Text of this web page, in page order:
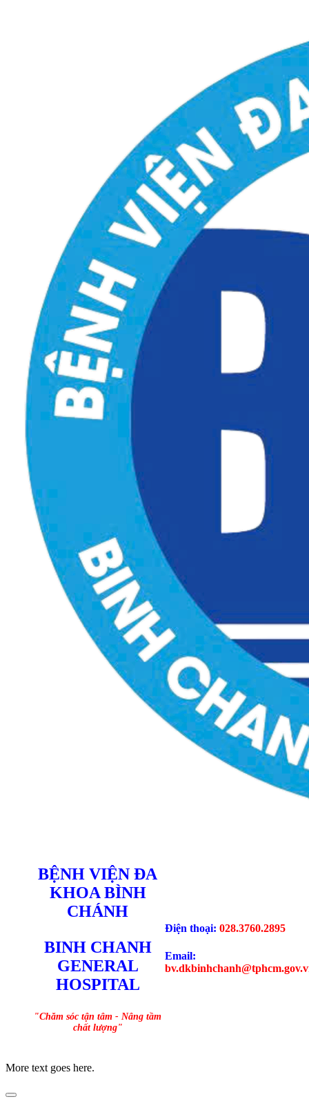
BỆNH VIỆN ĐA
KHOA BÌNH
CHÁNH
BINH CHANH
GENERAL
HOSPITAL
"Chăm sóc tận tâm - Nâng tầm
chất lượng"
Điện thoại: 028.3760.2895
Email:
More text goes here.